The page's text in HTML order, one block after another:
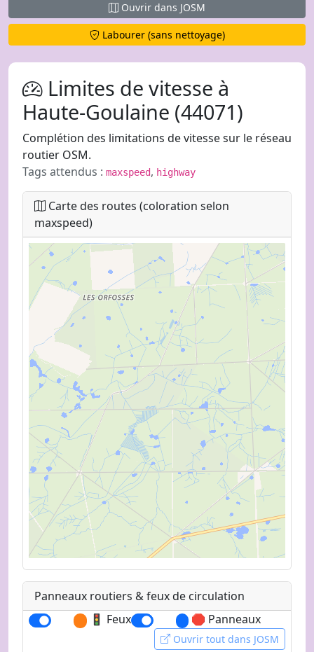
Ouvrir dans JOSM
Labourer (sans nettoyage)
Limites de vitesse à
Haute-Goulaine (44071)
Complétion des limitations de vitesse sur le réseau
routier OSM.
Tags attendus : maxspeed, highway
Carte des routes (coloration selon
maxspeed)
MapLibre|OpenFreeMap © OpenMapTiles
Data fromOpenStreetMap
Panneaux routiers & feux de circulation
🚦 Feux
🛑 Panneaux
Ouvrir tout dans JOSM